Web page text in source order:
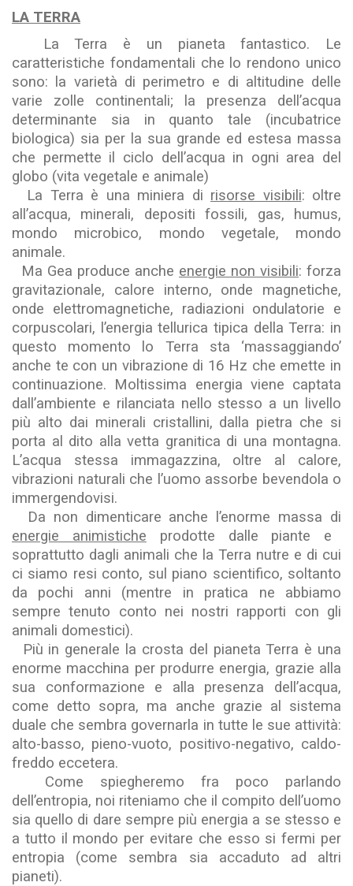
LA TERRA
La Terra è un pianeta fantastico. Le
caratteristiche fondamentali che lo rendono unico
sono: la varietà di perimetro e di altitudine delle
varie zolle continentali; la presenza dell’acqua
determinante sia in quanto tale (incubatrice
biologica) sia per la sua grande ed estesa massa
che permette il ciclo dell’acqua in ogni area del
globo (vita vegetale e animale)
La Terra è una miniera di risorse visibili: oltre
all’acqua, minerali, depositi fossili, gas, humus,
mondo microbico, mondo vegetale, mondo
animale.
Ma Gea produce anche energie non visibili: forza
gravitazionale, calore interno, onde magnetiche,
onde elettromagnetiche, radiazioni ondulatorie e
corpuscolari, l’energia tellurica tipica della Terra: in
questo momento lo Terra sta ‘massaggiando’
anche te con un vibrazione di 16 Hz che emette in
continuazione. Moltissima energia viene captata
dall’ambiente e rilanciata nello stesso a un livello
più alto dai minerali cristallini, dalla pietra che si
porta al dito alla vetta granitica di una montagna.
L’acqua stessa immagazzina, oltre al calore,
vibrazioni naturali che l’uomo assorbe bevendola o
immergendovisi.
Da non dimenticare anche l’enorme massa di
energie animistiche prodotte dalle piante e
soprattutto dagli animali che la Terra nutre e di cui
ci siamo resi conto, sul piano scientifico, soltanto
da pochi anni (mentre in pratica ne abbiamo
sempre tenuto conto nei nostri rapporti con gli
animali domestici).
Più in generale la crosta del pianeta Terra è una
enorme macchina per produrre energia, grazie alla
sua conformazione e alla presenza dell’acqua,
come detto sopra, ma anche grazie al sistema
duale che sembra governarla in tutte le sue attività:
alto-basso, pieno-vuoto, positivo-negativo, caldo-
freddo eccetera.
Come spiegheremo fra poco parlando
dell’entropia, noi riteniamo che il compito dell’uomo
sia quello di dare sempre più energia a se stesso e
a tutto il mondo per evitare che esso si fermi per
entropia (come sembra sia accaduto ad altri
pianeti).